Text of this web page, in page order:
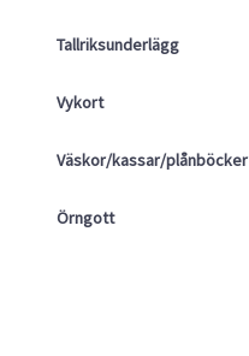
Tallriksunderlägg
Vykort
Väskor/kassar/plånböcker
Örngott